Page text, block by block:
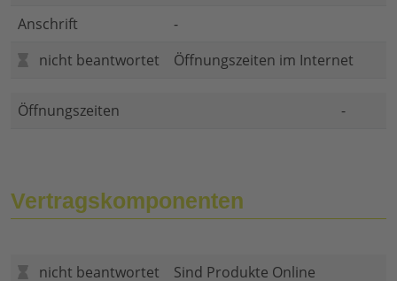
Anschrift
-
nicht beantwortet
Öffnungszeiten im Internet
Öffnungszeiten -
Vertragskomponenten
nicht beantwortet
Sind Produkte Online